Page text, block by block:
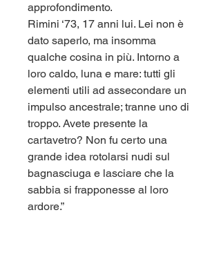
approfondimento.
Rimini ‘73, 17 anni lui. Lei non è
dato saperlo, ma insomma
qualche cosina in più. Intorno a
loro caldo, luna e mare: tutti gli
elementi utili ad assecondare un
impulso ancestrale; tranne uno di
troppo. Avete presente la
cartavetro? Non fu certo una
grande idea rotolarsi nudi sul
bagnasciuga e lasciare che la
sabbia si frapponesse al loro
ardore.”